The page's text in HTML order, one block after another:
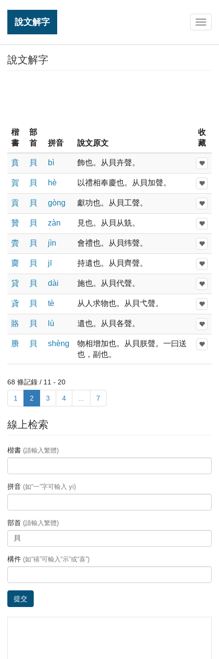
說文解字
說文解字
楷
書
部
首
拼音 說文原文
收
藏
賁 貝 bì 飾也。从貝卉聲。
賀 貝 hè 以禮相奉慶也。从貝加聲。
貢 貝 ɡònɡ 獻功也。从貝工聲。
贊 貝 zàn 見也。从貝从兟。
賮 貝 jìn 會禮也。从貝纬聲。
齎 貝 jī 持遺也。从貝齊聲。
貸 貝 dài 施也。从貝代聲。
貣 貝 tè 从人求物也。从貝弋聲。
賂 貝 lù 遺也。从貝各聲。
賸 貝 shènɡ
物相增加也。从貝朕聲。一曰送
也，副也。
68 條記錄 / 11 - 20
1 2 3 4 7
線上检索
楷書 (請輸入繁體)
拼音 (如“一”字可輸入 yi)
部首 (請輸入繁體)
構件 (如“禧”可輸入“示”或“喜”)
提交